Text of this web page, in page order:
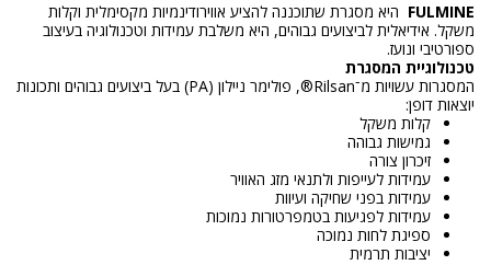
FULMINE היא מסגרת שתוכננה להציע אווירודינמיות מקסימלית וקלות
משקל. אידיאלית לביצועים גבוהים, היא משלבת עמידות וטכנולוגיה בעיצוב
ספורטיבי ונועז.
טכנולוגיית המסגרת
המסגרות עשויות מ־Rilsan®, פולימר ניילון (PA) בעל ביצועים גבוהים ותכונות
יוצאות דופן:
קלות משקל
גמישות גבוהה
זיכרון צורה
עמידות לעייפות ולתנאי מזג האוויר
עמידות בפני שחיקה ועיוות
עמידות לפגיעות בטמפרטורות נמוכות
ספיגת לחות נמוכה
יציבות תרמית